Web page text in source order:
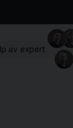
av expert